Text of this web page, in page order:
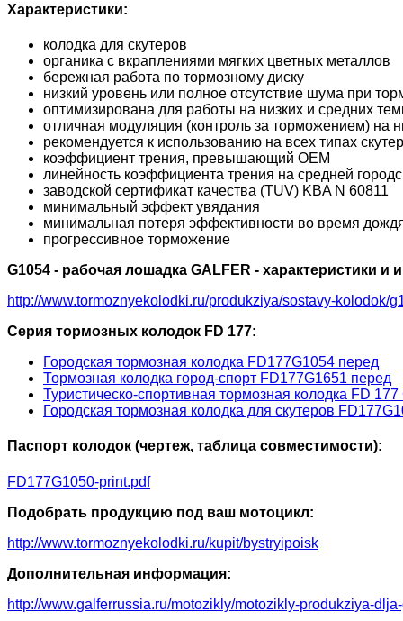
Характеристики:
колодка для скутеров
органика с вкраплениями мягких цветных металлов
бережная работа по тормозному диску
низкий уровень или полное отсутствие шума при
оптимизирована для работы на низких и средних
отличная модуляция (контроль за торможением) на
рекомендуется к использованию на всех типах
коэффициент трения, превышающий OEM
линейность коэффициента трения на средней
заводской сертификат качества (TUV) KBA N 60811
минимальный эффект увядания
минимальная потеря эффективности во время
прогрессивное торможение
G1054 - рабочая лошадка GALFER - характеристики
http://www.tormoznyekolodki.ru/produkziya/sostavy-kolodok/
Серия тормозных колодок FD 177:
Городская тормозная колодка FD177G1054 перед
Тормозная колодка город-спорт FD177G1651 перед
Туристическо-спортивная тормозная колодка FD
Городская тормозная колодка для скутеров
Паспорт колодок (чертеж, таблица совместимости):
FD177G1050-print.pdf
Подобрать продукцию под ваш мотоцикл:
http://www.tormoznyekolodki.ru/kupit/bystryipoisk
Дополнительная информация:
http://www.galferrussia.ru/motozikly/motozikly-produkziya-